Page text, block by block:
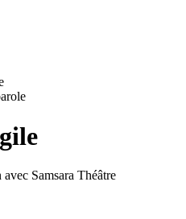
Samsara Théâtre